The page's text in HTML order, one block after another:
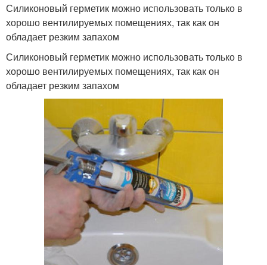
Силиконовый герметик можно использовать только в
хорошо вентилируемых помещениях, так как он
обладает резким запахом
Силиконовый герметик можно использовать только в
хорошо вентилируемых помещениях, так как он
обладает резким запахом